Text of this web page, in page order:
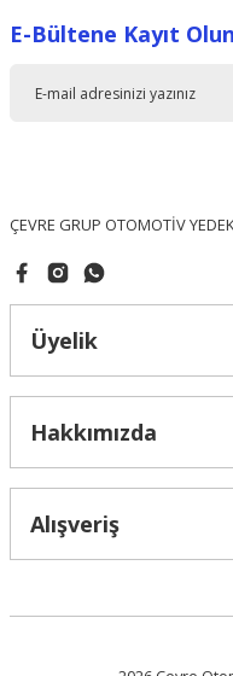
Ürün resmi kalitesiz,
E-Bültene Kayıt Olun
ÇEVRE GRUP OTOMOTİV
Üyelik
Hakkımızda
Alışveriş